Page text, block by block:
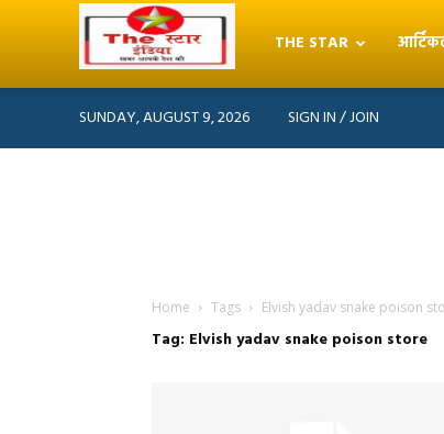
THETHE STAR
SUNDAY, AUGUST 9, 2026 SIGN IN / JOIN
Home Tags Elvish yadav snake poison
Tag: Elvish yadav snake poison store